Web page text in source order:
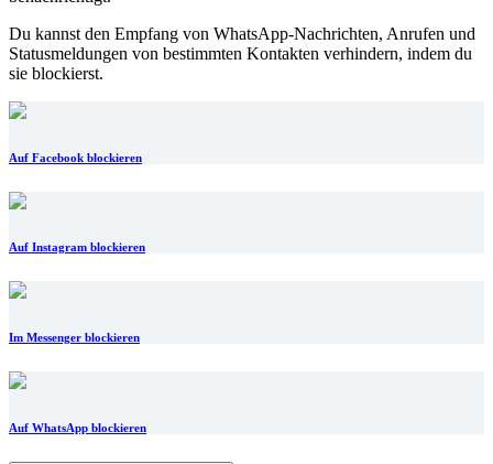
Du kannst den Empfang von WhatsApp-Nachrichten, Anrufen und
Statusmeldungen von bestimmten Kontakten verhindern, indem du
sie blockierst.
Auf Facebook blockieren
Auf Instagram blockieren
Im Messenger blockieren
Auf WhatsApp blockieren